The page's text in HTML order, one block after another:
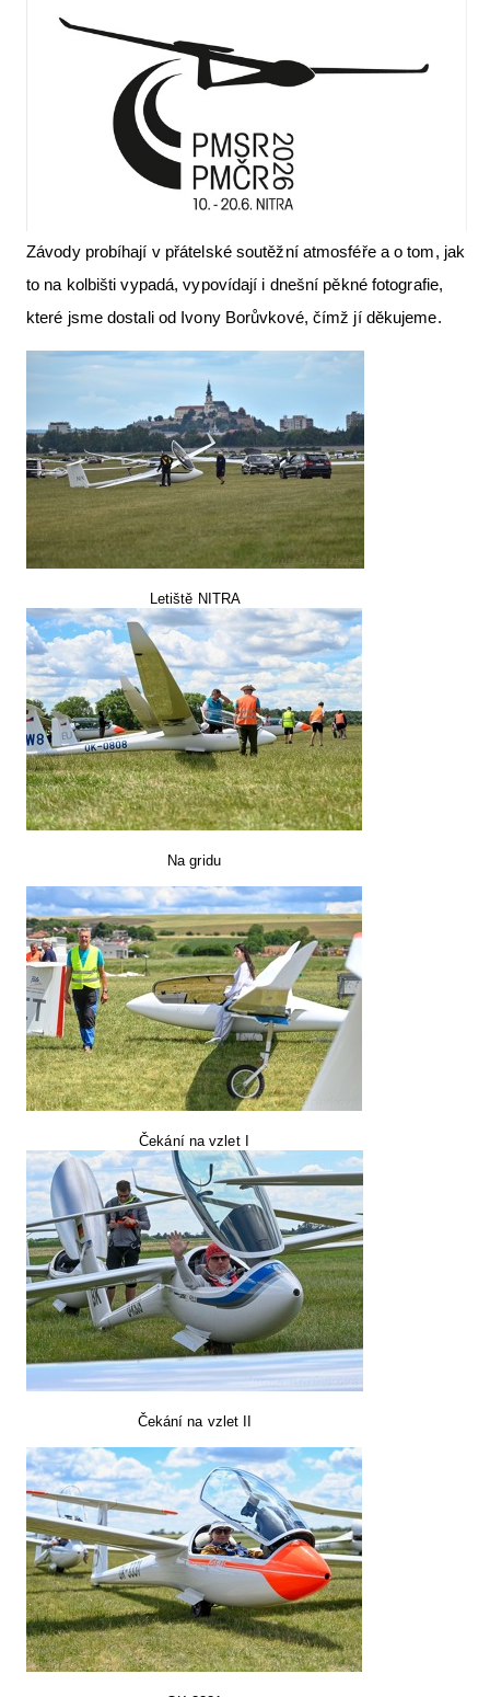
Závody probíhají v přátelské soutěžní atmosféře a o tom, jak
to na kolbišti vypadá, vypovídají i dnešní pěkné fotografie,
které jsme dostali od Ivony Borůvkové, čímž jí děkujeme.
Letiště NITRA
Na gridu
Čekání na vzlet I
Čekání na vzlet II
E-SHOP